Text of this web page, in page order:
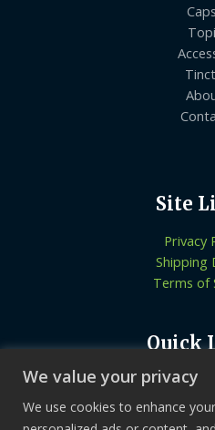
We value your privacy
We use cookies to enhance
Site
Privacy
Shipping
Terms of
Quick
Know More
Let’s
Locate